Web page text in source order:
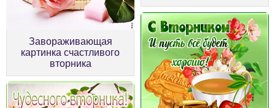
Завораживающая
картинка счастливого
вторника